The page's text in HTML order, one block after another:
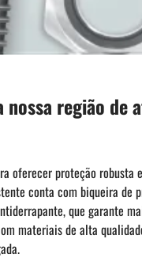
região de
oferecer proteção robusta
conta com biqueira de
que garante
materiais de alta